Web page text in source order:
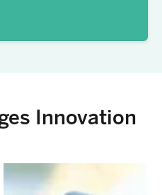
Innovation